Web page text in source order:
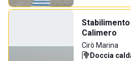
Calimero
Cirò Marina
Doccia